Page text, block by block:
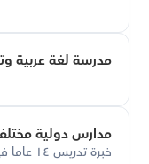
مدرسة لغة عربية
مدارس دولية
خبرة تدريس ١٤ عاما في اللغة العربية والدراسات الإسلامية